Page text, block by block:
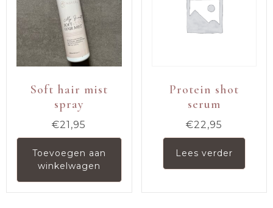
Soft hair mist
spray
€21,95
Toevoegen aan
winkelwagen
Protein shot
serum
€22,95
Lees verder